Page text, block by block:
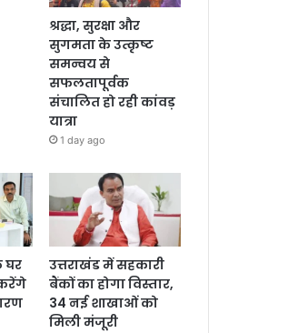
श्रद्धा, सुरक्षा और
सुगमता के उत्कृष्ट
समन्वय से
सफलतापूर्वक
संचालित हो रही कांवड़
यात्रा
1 day ago
घर
उत्तराखंड में सहकारी
बैंकों का होगा विस्तार,
34 नई शाखाओं को
मिली मंजूरी